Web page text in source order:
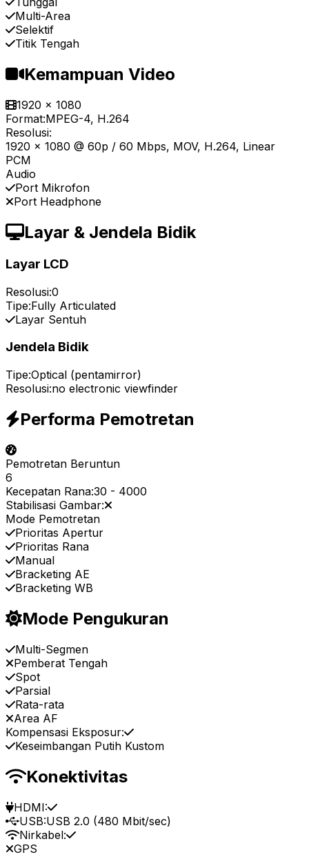
Multi-Area
Selektif
Titik Tengah
Kemampuan Video
1920 x 1080
Format:MPEG-4, H.264
Resolusi:
1920 x 1080 @ 60p / 60 Mbps, MOV, H.264, Linear
PCM
Audio
Port Mikrofon
Port Headphone
Layar & Jendela Bidik
Layar LCD
Resolusi:0
Tipe:Fully Articulated
Layar Sentuh
Jendela Bidik
Tipe:Optical (pentamirror)
Resolusi:no electronic viewfinder
Performa Pemotretan
Pemotretan Beruntun
6
Kecepatan Rana:30 - 4000
Stabilisasi Gambar:
Mode Pemotretan
Prioritas Apertur
Prioritas Rana
Manual
Bracketing AE
Bracketing WB
Mode Pengukuran
Multi-Segmen
Pemberat Tengah
Spot
Parsial
Rata-rata
Area AF
Kompensasi Eksposur:
Keseimbangan Putih Kustom
Konektivitas
HDMI:
USB:USB 2.0 (480 Mbit/sec)
Nirkabel:
GPS